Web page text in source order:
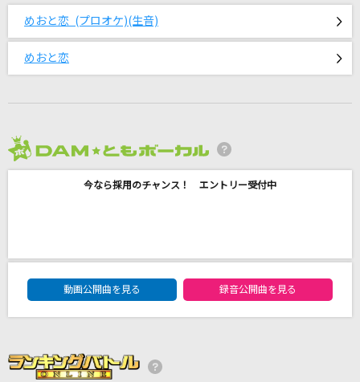
うるうびと
RADWIMPS
Mr.Children
[生音]Dress You Up [ドレス・ユー・アップ]
めおと恋 (プロオケ)(生音)
めおと恋
今なら採用のチャンス！ エントリー受付中
DAM★ともボーカルエントリーランキング
動画公開曲を見る
録音公開曲を見る